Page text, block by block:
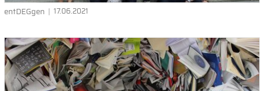
entDEGgen 17.06.2021